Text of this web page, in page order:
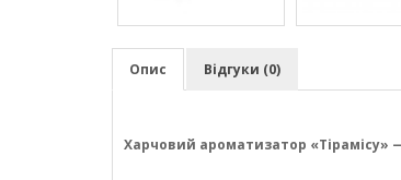
Опис Відгуки (0)
Харчовий ароматизатор «Тірамісу»